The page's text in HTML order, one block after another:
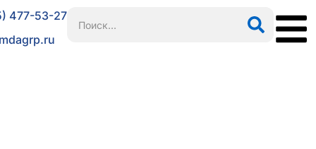
477-53-27